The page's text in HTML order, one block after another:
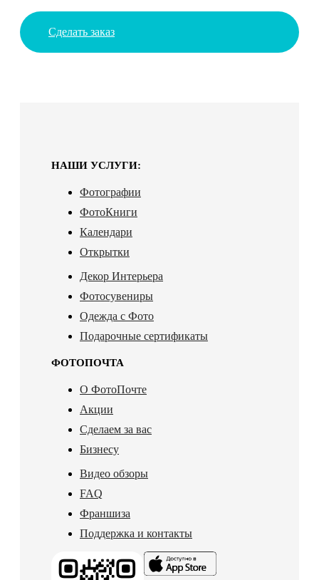
Сделать заказ
НАШИ УСЛУГИ:
Фотографии
ФотоКниги
Календари
Открытки
Декор Интерьера
Фотосувениры
Одежда с Фото
Подарочные сертификаты
ФОТОПОЧТА
О ФотоПочте
Акции
Сделаем за вас
Бизнесу
Видео обзоры
FAQ
Франшиза
Поддержка и контакты